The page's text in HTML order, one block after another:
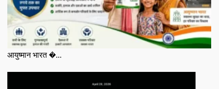
आयुष्मान भारत �...